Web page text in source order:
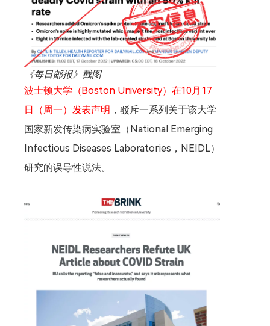
《每日邮报》截图
波士顿大学（Boston University）在10月17
日（周一）发表声明 ，驳斥一系列关于该大学
国家新发传染病实验室（National Emerging
Infectious Diseases Laboratories，NEIDL）
研究的误导性说法。